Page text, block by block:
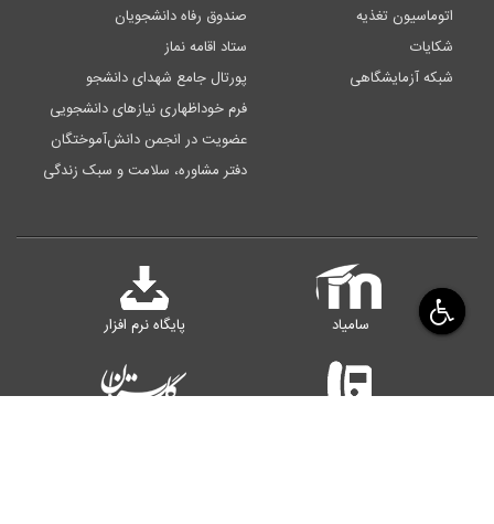
اتوماسیون تغذیه
شکایات
شبکه آزمایشگاهی
صندوق رفاه دانشجویان
ستاد اقامه نماز
پورتال جامع شهدای دانشجو
فرم خوداظهاری نیازهای دانشجویی
عضویت در انجمن دانش‌آموختگان
دفتر مشاوره، سلامت و سبک زندگی
سامیاد پایگاه نرم افزار